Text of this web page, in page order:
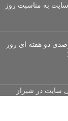
سایت به مناسبت روز
20 درصدی دو هفته ای روز
سایت در شیراز